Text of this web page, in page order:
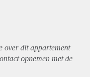
over ditappartement
opnemen met de